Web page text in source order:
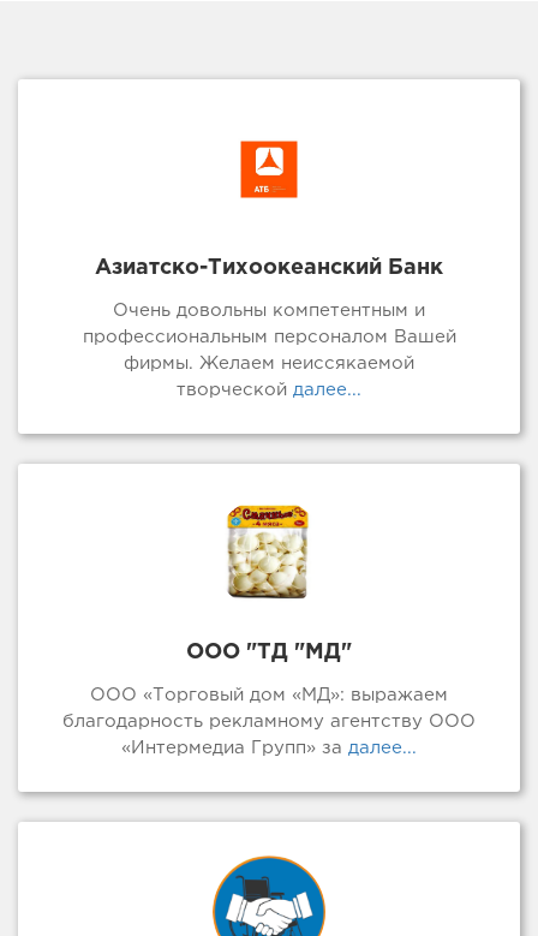
Азиатско-Тихоокеанский Банк
Очень довольны компетентным и
профессиональным персоналом Вашей
фирмы. Желаем неиссякаемой
творческой далее...
ООО "ТД "МД"
ООО «Торговый дом «МД»: выражаем
благодарность рекламному агентству ООО
«Интермедиа Групп» за далее...